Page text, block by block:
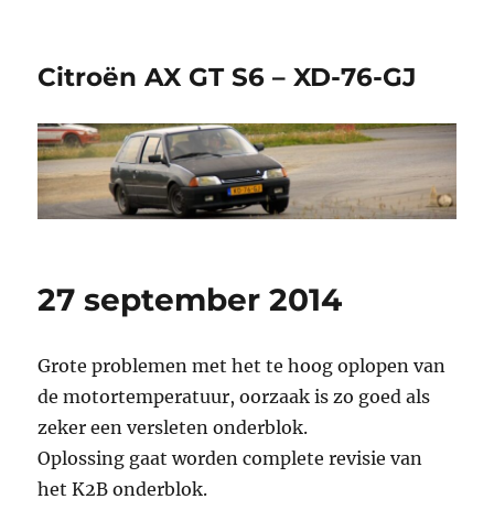
Citroën AX GT S6 – XD-76-GJ
27 september 2014
Grote problemen met het te hoog oplopen van
de motortemperatuur, oorzaak is zo goed als
zeker een versleten onderblok.
Oplossing gaat worden complete revisie van
het K2B onderblok.